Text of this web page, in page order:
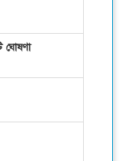
ঘোষণা